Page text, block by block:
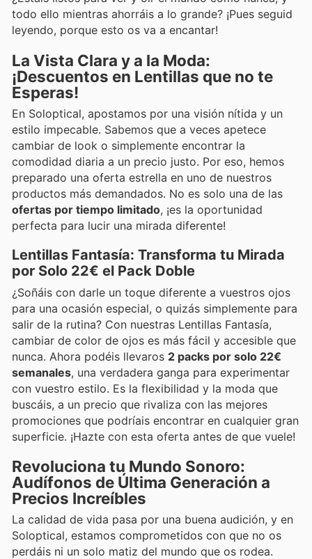
todo ello mientras ahorráis a lo grande? ¡Pues seguid
leyendo, porque esto os va a encantar!
La Vista Clara y a la Moda:
¡Descuentos en Lentillas que no te
Esperas!
En Soloptical, apostamos por una visión nítida y un
estilo impecable. Sabemos que a veces apetece
cambiar de look o simplemente encontrar la
comodidad diaria a un precio justo. Por eso, hemos
preparado una oferta estrella en uno de nuestros
productos más demandados. No es solo una de las
ofertas por tiempo limitado, ¡es la oportunidad
perfecta para lucir una mirada diferente!
Lentillas Fantasía: Transforma tu Mirada
por Solo 22€ el Pack Doble
¿Soñáis con darle un toque diferente a vuestros ojos
para una ocasión especial, o quizás simplemente para
salir de la rutina? Con nuestras Lentillas Fantasía,
cambiar de color de ojos es más fácil y accesible que
nunca. Ahora podéis llevaros 2 packs por solo 22€
semanales, una verdadera ganga para experimentar
con vuestro estilo. Es la flexibilidad y la moda que
buscáis, a un precio que rivaliza con las mejores
promociones que podríais encontrar en cualquier gran
superficie. ¡Hazte con esta oferta antes de que vuele!
Revoluciona tu Mundo Sonoro:
Audífonos de Última Generación a
Precios Increíbles
La calidad de vida pasa por una buena audición, y en
Soloptical, estamos comprometidos con que no os
perdáis ni un solo matiz del mundo que os rodea.